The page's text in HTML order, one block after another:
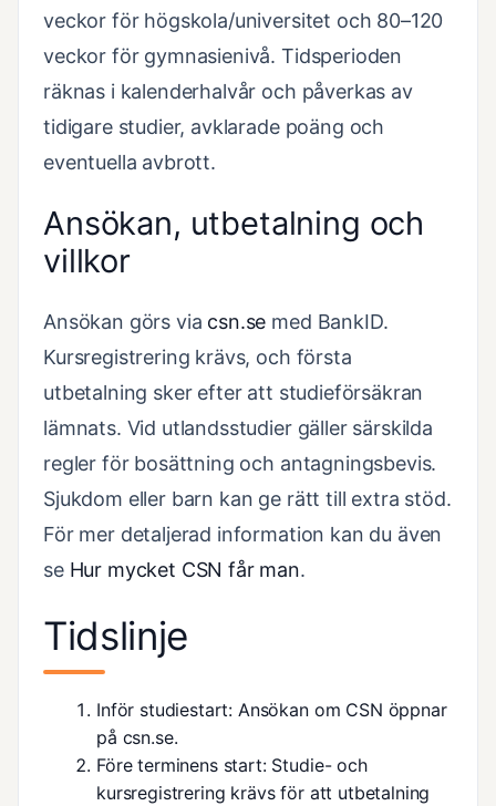
veckor för högskola/universitet och 80–120
veckor för gymnasienivå. Tidsperioden
räknas i kalenderhalvår och påverkas av
tidigare studier, avklarade poäng och
eventuella avbrott.
Ansökan, utbetalning och
villkor
Ansökan görs via csn.se med BankID.
Kursregistrering krävs, och första
utbetalning sker efter att studieförsäkran
lämnats. Vid utlandsstudier gäller särskilda
regler för bosättning och antagningsbevis.
Sjukdom eller barn kan ge rätt till extra stöd.
För mer detaljerad information kan du även
se Hur mycket CSN får man.
Tidslinje
Inför studiestart: Ansökan om CSN öppnar
på csn.se.
Före terminens start: Studie- och
kursregistrering krävs för att utbetalning